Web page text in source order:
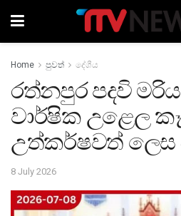
Home පුවත් දේශීය
රත්නපුර පදවි මරිය
වාර්ෂික උළෙල
උත්කර්ෂවත් ලෙස
8 July 2026